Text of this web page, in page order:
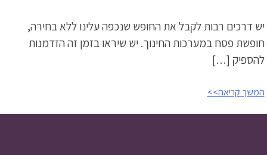
יש דרכים רבות לקבל את החופש שנכפה עלינו ללא בחירה,
חופשת פסח במערכות החינוך. יש שיראו בזמן זה הזדמנות
להספיק […]
המשך קריאה>>